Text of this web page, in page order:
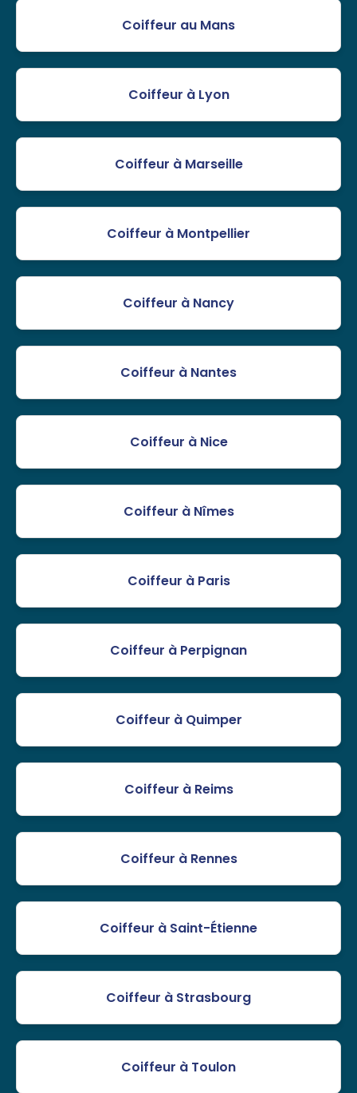
Coiffeur au Mans
Coiffeur à Lyon
Coiffeur à Marseille
Coiffeur à Montpellier
Coiffeur à Nancy
Coiffeur à Nantes
Coiffeur à Nice
Coiffeur à Nîmes
Coiffeur à Paris
Coiffeur à Perpignan
Coiffeur à Quimper
Coiffeur à Reims
Coiffeur à Rennes
Coiffeur à Saint-Étienne
Coiffeur à Strasbourg
Coiffeur à Toulon